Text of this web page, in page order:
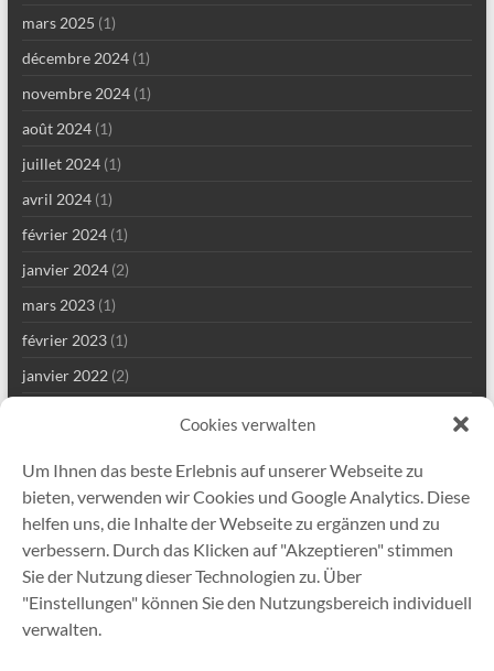
Cookies verwalten
Um Ihnen das beste Erlebnis auf unserer Webseite zu
bieten, verwenden wir Cookies und Google Analytics. Diese
helfen uns, die Inhalte der Webseite zu ergänzen und zu
verbessern. Durch das Klicken auf "Akzeptieren" stimmen
Sie der Nutzung dieser Technologien zu. Über
"Einstellungen" können Sie den Nutzungsbereich individuell
verwalten.
mars 2025 (1)
décembre 2024(1)
novembre 2024(1)
août 2024(1)
juillet 2024(1)
avril 2024(1)
février 2024(1)
janvier 2024(2)
mars 2023(1)
février 2023(1)
janvier 2022(2)
août 2021(4)
juillet 2021
(1)
mai 2021(7)
avril 2021(2)
janvier 2021